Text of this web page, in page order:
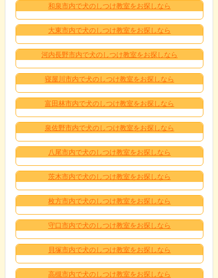
和泉市内で犬のしつけ教室をお探しなら
大東市内で犬のしつけ教室をお探しなら
河内長野市内で犬のしつけ教室をお探しなら
寝屋川市内で犬のしつけ教室をお探しなら
富田林市内で犬のしつけ教室をお探しなら
泉佐野市内で犬のしつけ教室をお探しなら
八尾市内で犬のしつけ教室をお探しなら
茨木市内で犬のしつけ教室をお探しなら
枚方市内で犬のしつけ教室をお探しなら
守口市内で犬のしつけ教室をお探しなら
貝塚市内で犬のしつけ教室をお探しなら
高槻市内で犬のしつけ教室をお探しなら